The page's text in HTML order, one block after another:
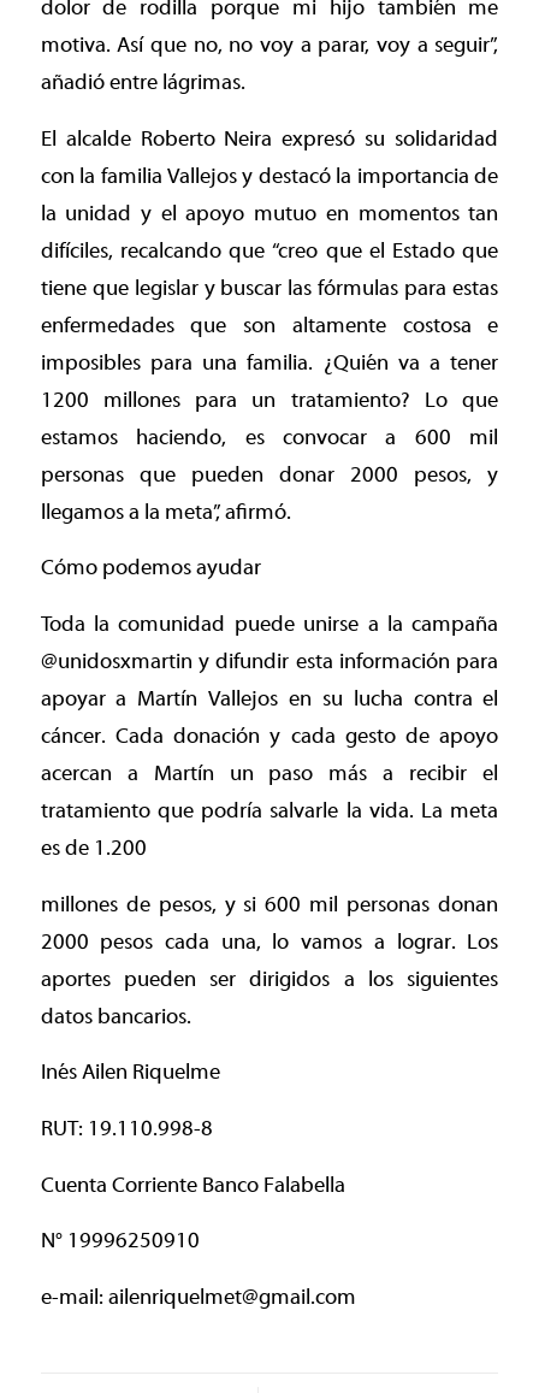
dolor de rodilla porque mi hijo también me
motiva. Así que no, no voy a parar, voy a seguir”,
añadió entre lágrimas.
El alcalde Roberto Neira expresó su solidaridad
con la familia Vallejos y destacó la importancia de
la unidad y el apoyo mutuo en momentos tan
difíciles, recalcando que “creo que el Estado que
tiene que legislar y buscar las fórmulas para estas
enfermedades que son altamente costosa e
imposibles para una familia. ¿Quién va a tener
1200 millones para un tratamiento? Lo que
estamos haciendo, es convocar a 600 mil
personas que pueden donar 2000 pesos, y
llegamos a la meta”, afirmó.
Cómo podemos ayudar
Toda la comunidad puede unirse a la campaña
@unidosxmartin y difundir esta información para
apoyar a Martín Vallejos en su lucha contra el
cáncer. Cada donación y cada gesto de apoyo
acercan a Martín un paso más a recibir el
tratamiento que podría salvarle la vida. La meta
es de 1.200
millones de pesos, y si 600 mil personas donan
2000 pesos cada una, lo vamos a lograr. Los
aportes pueden ser dirigidos a los siguientes
datos bancarios.
Inés Ailen Riquelme
RUT: 19.110.998-8
Cuenta Corriente Banco Falabella
N° 19996250910
e-mail: ailenriquelmet@gmail.com